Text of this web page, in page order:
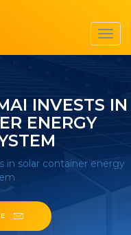
INVESTS IN
ENERGY
in solar container energy